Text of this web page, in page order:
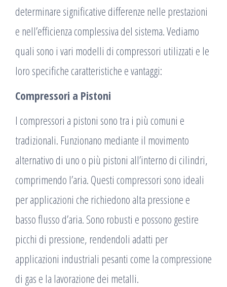
determinare significative differenze nelle prestazioni
e nell’efficienza complessiva del sistema. Vediamo
quali sono i vari modelli di compressori utilizzati e le
loro specifiche caratteristiche e vantaggi:
Compressori a Pistoni
I compressori a pistoni sono tra i più comuni e
tradizionali. Funzionano mediante il movimento
alternativo di uno o più pistoni all’interno di cilindri,
comprimendo l’aria. Questi compressori sono ideali
per applicazioni che richiedono alta pressione e
basso flusso d’aria. Sono robusti e possono gestire
picchi di pressione, rendendoli adatti per
applicazioni industriali pesanti come la compressione
di gas e la lavorazione dei metalli.